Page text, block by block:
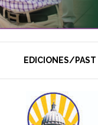
EDICIONES/